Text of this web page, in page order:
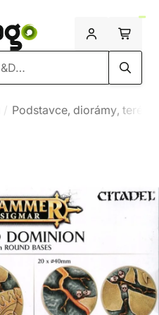
Podstavce, diorámy, terény